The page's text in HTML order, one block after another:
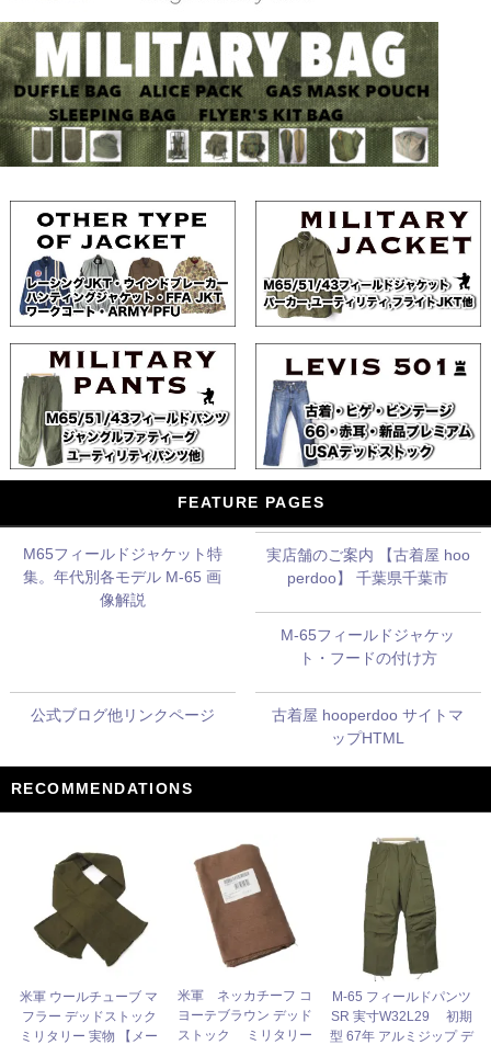
FEATURE PAGES
M65フィールドジャケット特
集。年代別各モデル M-65 画
像解説
実店舗のご案内 【古着屋 hoo
perdoo】 千葉県千葉市
M-65フィールドジャケッ
ト・フードの付け方
公式ブログ他リンクページ
古着屋 hooperdoo サイトマ
ップHTML
RECOMMENDATIONS
米軍 ウールチューブ マ
フラー デッドストック
ミリタリー 実物 【メー
米軍 ネッカチーフ コ
ヨーテブラウン デッド
ストック ミリタリー
M-65 フィールドパンツ
SR 実寸W32L29 初期
型 67年 アルミジップ デ